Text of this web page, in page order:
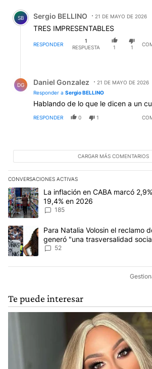
Comentario de Sergio BELLINO.
SB Sergio BELLINO 21 DE MAYO DE 2026
TRES IMPRESENTABLES
RESPONDER
1
RESPUESTA
1 1
DG Daniel Gonzalez
21 DE MAYO DE 2026
Responder a Sergio BELLINO
Hablando de lo que le dicen a un
RESPONDER 0 1
CARGAR MÁS COMENTARIOS
CONVERSACIONES ACTIVAS
Este listado muestra los artículos con más
Un artículo de tendencia con el título "La
La inflación en CABA marcó
19,4% en 2026
185
Un artículo de tendencia con el título
Para Natalia Volosin el reclamo
generó "una trasversalidad
de Malvinas"
52